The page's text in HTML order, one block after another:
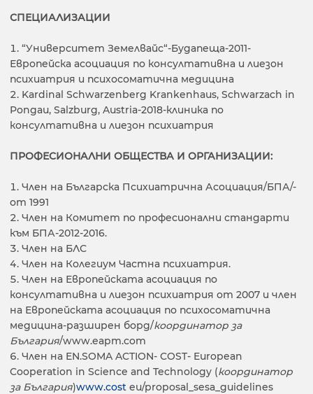
СПЕЦИАЛИЗАЦИИ
“Университет Земелвайс“-Будапеща-2011-
Европейска асоциация по консултативна и лиезон
психиатрия и психосоматична медицина
Kardinal Schwarzenberg Krankenhaus, Schwarzach in
Pongau, Salzburg, Austria-2018-клиника по
консултативна и лиезон психиатрия
ПРОФЕСИОНАЛНИ ОБЩЕСТВА И ОРГАНИЗАЦИИ:
Член на Българска Психиатрична Асоциация/БПА/-
от 1991
Член на Комитет по професионални стандарти
към БПА-2012-2016.
Член на БЛС
Член на Колегиум Частна психиатрия.
Член на Европейската асоциация по
консултативна и лиезон психиатрия от 2007 и член
на Европейската асоциация по психосоматична
медицина-разширен борд/координатор за
България/www.eapm.com
Член на EN.SOMA ACTION- COST- European
Cooperation in Science and Technology (координатор
за България)www.cost eu/proposal_sesa_guidelines